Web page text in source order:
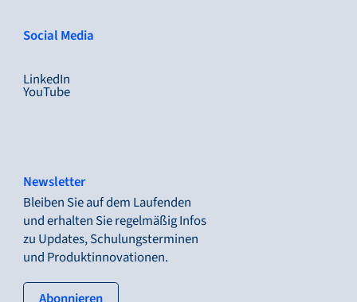
Social Media
LinkedIn
YouTube
Newsletter
Bleiben Sie auf dem Laufenden
und erhalten Sie regelmäßig Infos
zu Updates, Schulungsterminen
und Produktinnovationen.
: tertiary button